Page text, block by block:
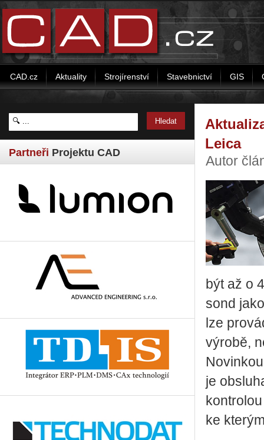
CAD.cz Aktuality Strojírenství Stavebnictví GIS
Partneři Projektu CAD
Leica
Autor
být až o
sond
lze
výrobě,
je
ke